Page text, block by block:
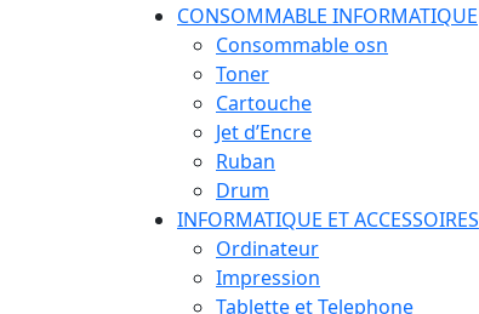
CONSOMMABLE INFORMATIQUE
Consommable osn
Toner
Cartouche
Jet d’Encre
Ruban
Drum
INFORMATIQUE ET ACCESSOIRES
Ordinateur
Impression
Tablette et Telephone